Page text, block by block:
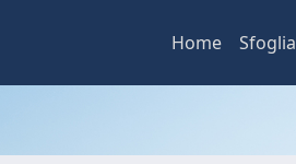
Home Sfoglia